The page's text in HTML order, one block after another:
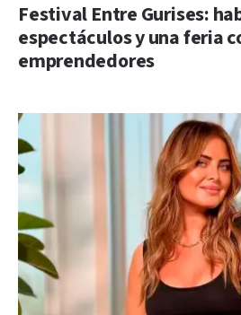
Festival Entre Gurises:
espectáculos y una feria
emprendedores